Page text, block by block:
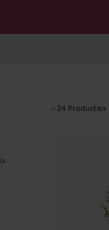
24 Producten